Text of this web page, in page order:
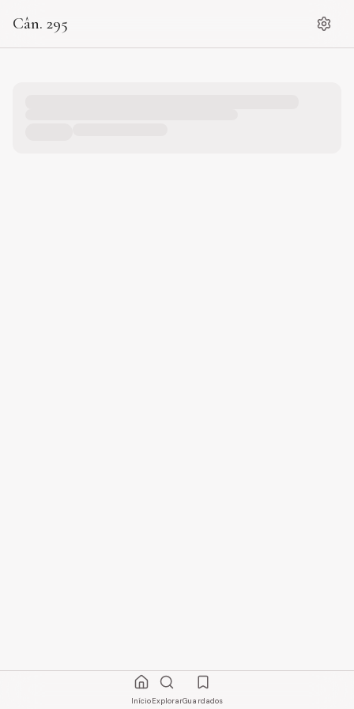
Cân. 295
InícioExplorarGuardados